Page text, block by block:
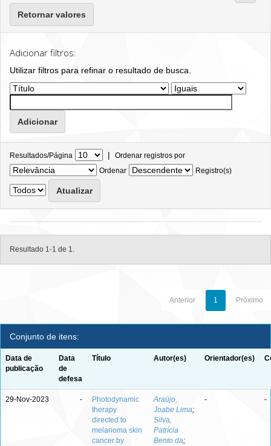
Retornar valores
Adicionar filtros:
Utilizar filtros para refinar o resultado de busca.
Resultados/Página | Ordenar registros por
Ordenar
Registro(s)
Resultado 1-1 de 1.
Anterior 1 Próximo
Conjunto de itens:
Data de
publicação
Data
de
defesa
Título Autor(es) Orientador(es)
29-Nov-2023 -
Photodynamic
therapy
directed to
melanoma skin
cancer by
Araújo,
Joabe Lima;
Silva,
Patrícia
Bento da;
- -